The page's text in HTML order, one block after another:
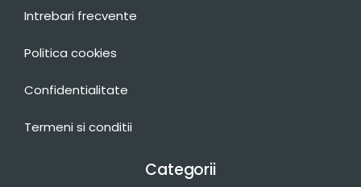
Intrebari frecvente
Politica cookies
Confidentialitate
Termeni si conditii
Categorii